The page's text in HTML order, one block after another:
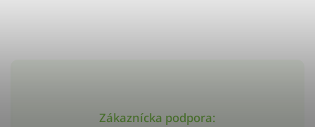
Zákaznícka podpora: